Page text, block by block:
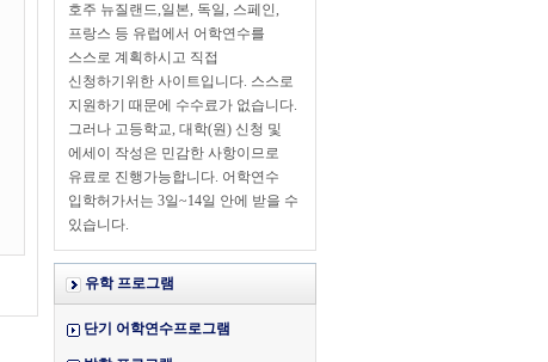
호주 뉴질랜드,일본, 독일, 스페인,
프랑스 등 유럽에서 어학연수를
스스로 계획하시고 직접
신청하기위한 사이트입니다. 스스로
지원하기 때문에 수수료가 없습니다.
그러나 고등학교, 대학(원) 신청 및
에세이 작성은 민감한 사항이므로
유료로 진행가능합니다. 어학연수
입학허가서는 3일~14일 안에 받을 수
있습니다.
유학 프로그램
단기 어학연수프로그램